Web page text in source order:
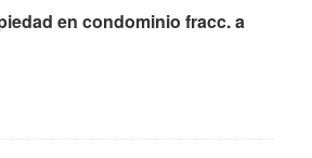
en condominio fracc. a